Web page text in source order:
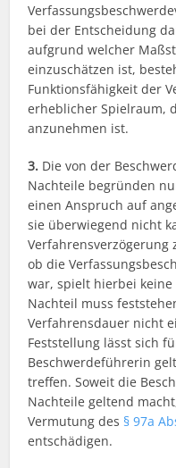
bei der Entscheidung
aufgrund welcher
einzuschätzen ist,
Funktionsfähigkeit der
erheblicher Spielraum,
anzunehmen ist.
3. Die von der
Nachteile begründen
einen Anspruch auf
sie überwiegend nicht
Verfahrensverzögerung
ob die
war, spielt hierbei
Nachteil muss
Verfahrensdauer nicht
Feststellung lässt sich
Beschwerdeführerin
treffen. Soweit die
Nachteile geltend
Vermutung des § 97a
entschädigen.